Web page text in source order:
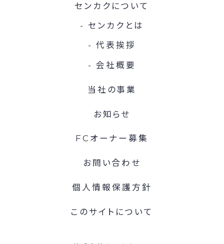
センカクについて
センカクとは
代表挨拶
会社概要
当社の事業
お知らせ
FCオーナー募集
お問い合わせ
個人情報保護方針
このサイトについて